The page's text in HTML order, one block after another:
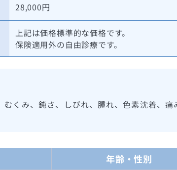
28,000円
上記は価格標準的な価格です。
保険適用外の自由診療です。
むくみ、鈍さ、しびれ、腫れ、色素沈着、
年齢・性別